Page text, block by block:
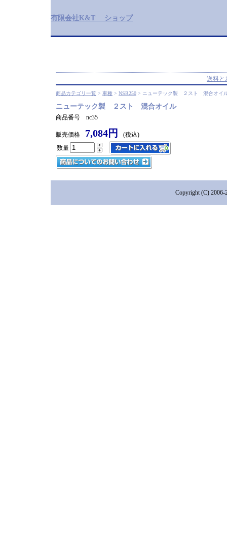
有限会社K&T ショップ
送料と
商品カテゴリ一覧 > 車種 > NSR250 > ニューテック製 ２スト 混合オイ
ニューテック製 ２スト 混合オイル
商品番号 nc35
販売価格 7,084円
(税込)
数量
Copyright (C)